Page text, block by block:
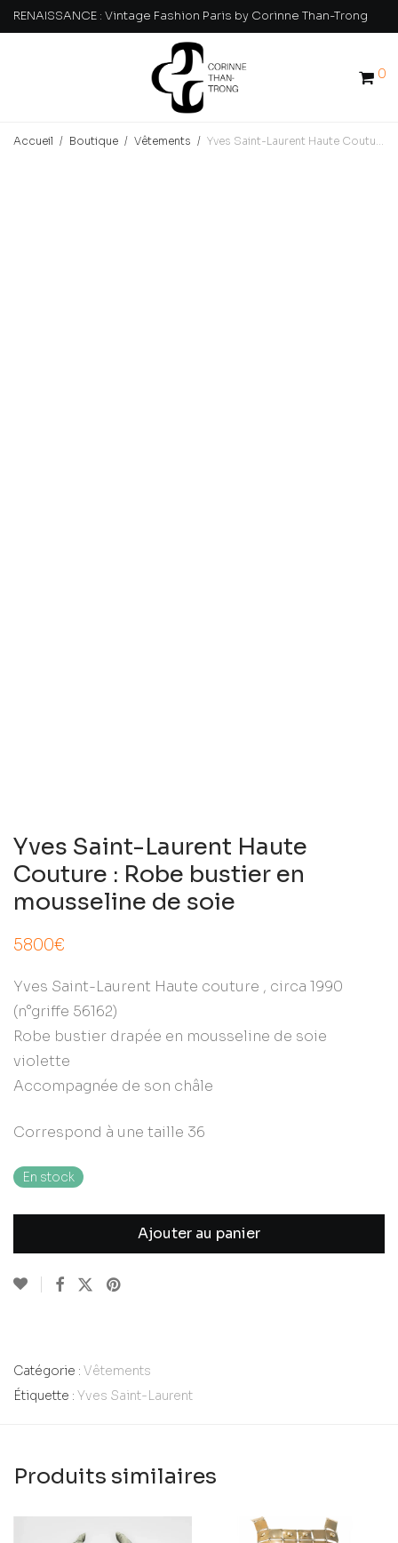
RENAISSANCE : Vintage Fashion Paris by Corinne Than-Trong
0
Accueil / Boutique / Vêtements / Yves Saint-Laurent Haute Couture : Robe bustier en mousseline de soie
Yves Saint-Laurent Haute
Couture : Robe bustier en
mousseline de soie
5800€
Yves Saint-Laurent Haute couture , circa 1990
(n°griffe 56162)
Robe bustier drapée en mousseline de soie
violette
Accompagnée de son châle
Correspond à une taille 36
En stock
Ajouter au panier
Catégorie : Vêtements
Étiquette : Yves Saint-Laurent
Produits similaires